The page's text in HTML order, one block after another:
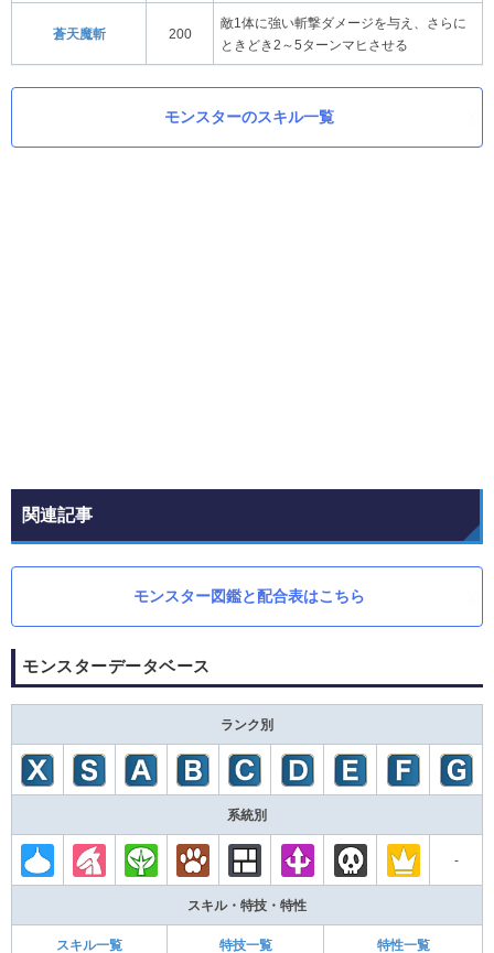
蒼天魔斬 200
敵1体に強い斬撃ダメージを与え、さらに
ときどき2～5ターンマヒさせる
モンスターのスキル一覧
関連記事
モンスター図鑑と配合表はこちら
モンスターデータベース
ランク別
系統別
-
スキル・特技・特性
スキル一覧 特技一覧 特性一覧